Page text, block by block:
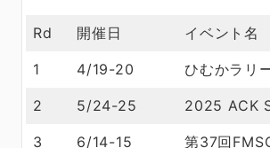
Rd 開催日 イベント名
1 4/19-20 ひむかラリ
2 5/24-25 2025 ACK
3 6/14-15 第37回